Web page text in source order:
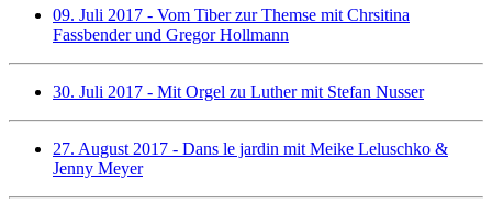
09. Juli 2017 - Vom Tiber zur Themse mit Chrsitina
Fassbender und Gregor Hollmann
30. Juli 2017 - Mit Orgel zu Luther mit Stefan Nusser
27. August 2017 - Dans le jardin mit Meike Leluschko &
Jenny Meyer